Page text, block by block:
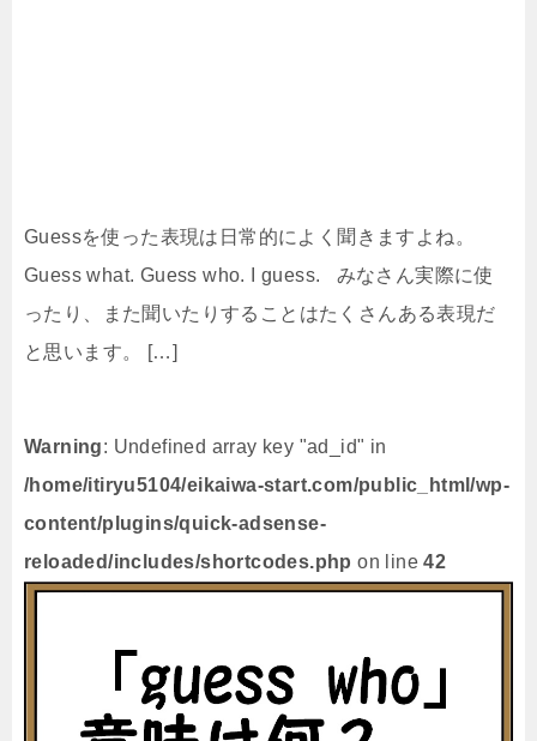
Guessを使った表現は日常的によく聞きますよね。
Guess what. Guess who. I guess. みなさん実際に使
ったり、また聞いたりすることはたくさんある表現だ
と思います。 […]
Warning: Undefined array key "ad_id" in
/home/itiryu5104/eikaiwa-start.com/public_html/wp-
content/plugins/quick-adsense-
reloaded/includes/shortcodes.php on line42